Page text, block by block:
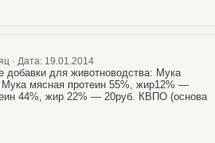
· Дата: 19.01.2014
добавки для животноводства: Мука
мясная протеин 55%, жир12% —
44%, жир 22% — 20руб. КВПО (основа